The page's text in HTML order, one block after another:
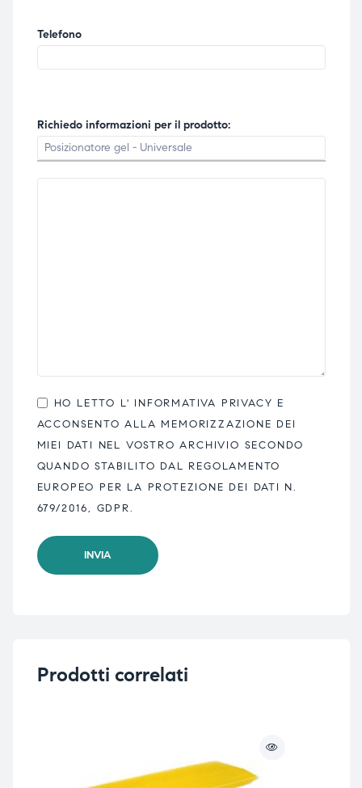
Telefono
Richiedo informazioni per il prodotto:
HO LETTO L' INFORMATIVA PRIVACY E
ACCONSENTO ALLA MEMORIZZAZIONE DEI
MIEI DATI NEL VOSTRO ARCHIVIO SECONDO
QUANDO STABILITO DAL REGOLAMENTO
EUROPEO PER LA PROTEZIONE DEI DATI N.
679/2016, GDPR.
Prodotti correlati